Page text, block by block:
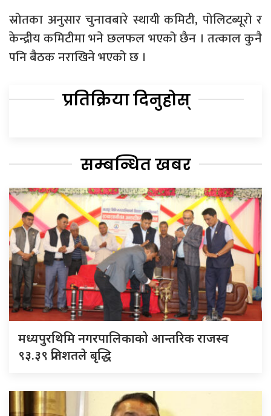
स्रोतका अनुसार चुनावबारे स्थायी कमिटी, पोलिटब्यूरो र
केन्द्रीय कमिटीमा भने छलफल भएको छैन । तत्काल कुनै
पनि बैठक नराखिने भएको छ ।
प्रतिक्रिया दिनुहोस्
सम्बन्धित खबर
मध्यपुरथिमि नगरपालिकाको आन्तरिक राजस्व
९३.३९ प्रतिशतले बृद्धि